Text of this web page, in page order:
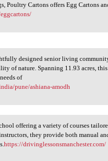
Poultry Cartons offers Egg Cartons
designed senior living
of nature. Spanning 11.93 acres,
of
pune/ashiana-amodh
offering a variety of courses
they provide both manual
https://drivinglessonsmanchester.com/